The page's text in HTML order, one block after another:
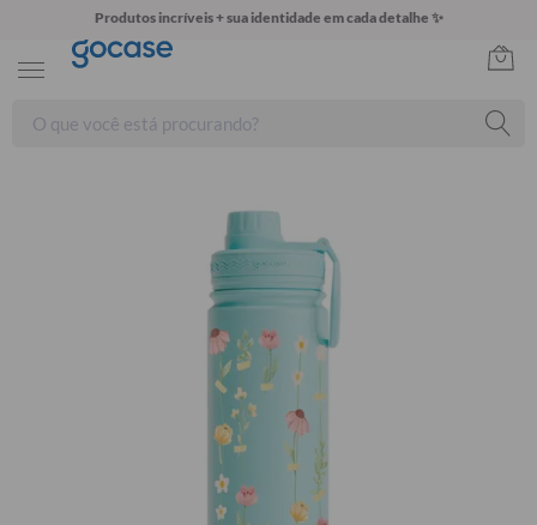
Produtos incríveis + sua identidade em cada detalhe ✨